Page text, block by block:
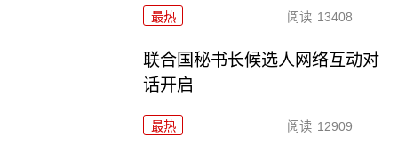
最热 阅读 13408
联合国秘书长候选人网络互动对
话开启
最热 阅读 12909